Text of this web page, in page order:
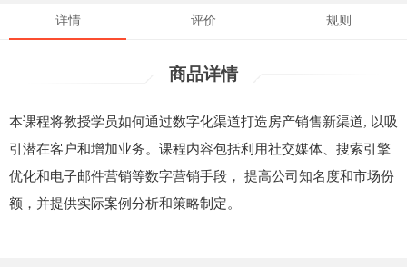
详情 评价 规则
商品详情
本课程将教授学员如何通过数字化渠道打造房产销售新渠道, 以吸
引潜在客户和增加业务。课程内容包括利用社交媒体、搜索引擎
优化和电子邮件营销等数字营销手段， 提高公司知名度和市场份
额，并提供实际案例分析和策略制定。